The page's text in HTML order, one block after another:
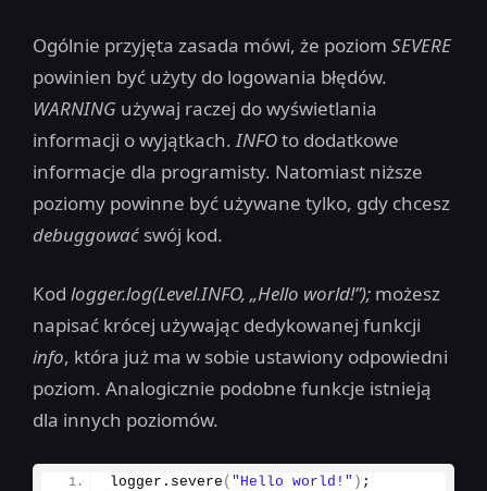
Ogólnie przyjęta zasada mówi, że poziom SEVERE
powinien być użyty do logowania błędów.
WARNING używaj raczej do wyświetlania
informacji o wyjątkach.INFOto dodatkowe
informacje dla programisty. Natomiast niższe
poziomy powinne być używane tylko, gdy chcesz
debuggować swój kod.
Kod logger.log(Level.INFO, „Hello world!”); możesz
napisać krócej używając dedykowanej funkcji
info, która już ma w sobie ustawiony odpowiedni
poziom. Analogicznie podobne funkcje istnieją
dla innych poziomów.
logger. severe ( "Hello world!" ) ;